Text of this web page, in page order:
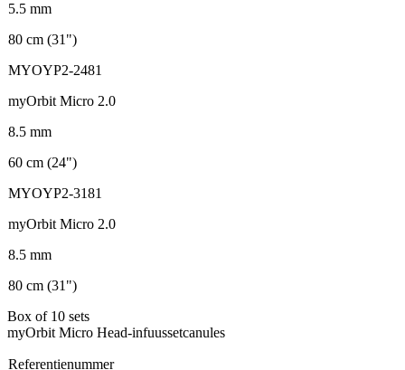
5.5 mm
80 cm (31")
MYOYP2-2481
myOrbit Micro 2.0
8.5 mm
60 cm (24")
MYOYP2-3181
myOrbit Micro 2.0
8.5 mm
80 cm (31")
Box of 10 sets
myOrbit Micro Head-infuussetcanules
Referentienummer